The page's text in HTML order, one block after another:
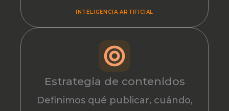
INTELIGENCIA ARTIFICIAL
Estrategia de contenidos
Definimos qué publicar, cuándo,